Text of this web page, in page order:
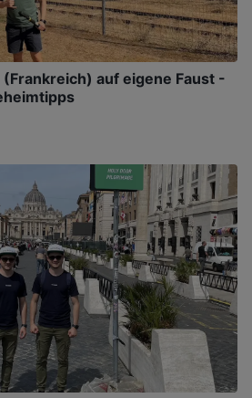
auf eigene Faust -